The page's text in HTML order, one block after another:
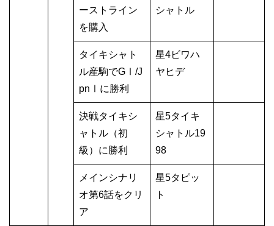
ーストライン
を購入
シャトル
タイキシャト
ル産駒でGⅠ/J
pnⅠに勝利
星4ビワハ
ヤヒデ
決戦タイキシ
ャトル（初
級）に勝利
星5タイキ
シャトル19
98
メインシナリ
オ第6話をクリ
ア
星5タピッ
ト